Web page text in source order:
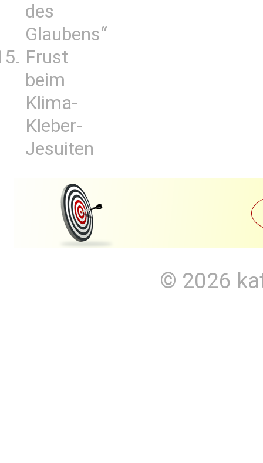
des
Glaubens“
Frust
beim
Klima-
Kleber-
Jesuiten
© 2026